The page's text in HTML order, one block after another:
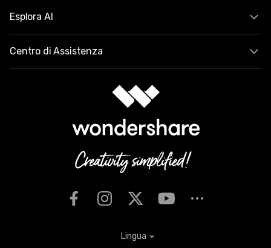
Esplora AI
Centro di Assistenza
Lingua